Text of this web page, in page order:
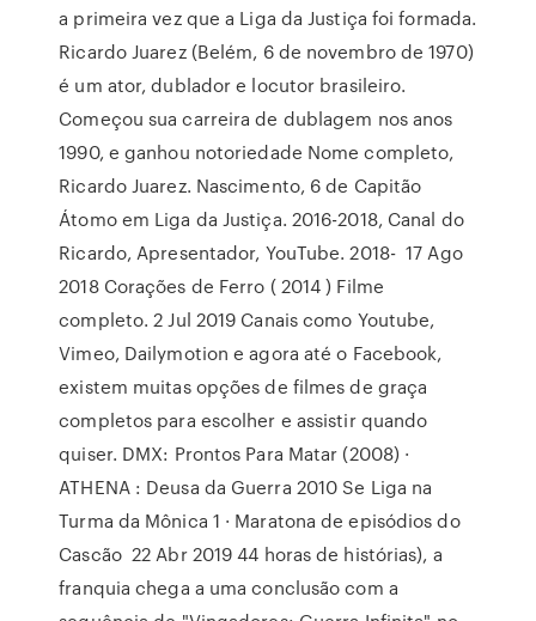
a primeira vez que a Liga da Justiça foi formada.
Ricardo Juarez (Belém, 6 de novembro de 1970)
é um ator, dublador e locutor brasileiro.
Começou sua carreira de dublagem nos anos
1990, e ganhou notoriedade Nome completo,
Ricardo Juarez. Nascimento, 6 de Capitão
Átomo em Liga da Justiça. 2016-2018, Canal do
Ricardo, Apresentador, YouTube. 2018- 17 Ago
2018 Corações de Ferro ( 2014 ) Filme
completo. 2 Jul 2019 Canais como Youtube,
Vimeo, Dailymotion e agora até o Facebook,
existem muitas opções de filmes de graça
completos para escolher e assistir quando
quiser. DMX: Prontos Para Matar (2008) ·
ATHENA : Deusa da Guerra 2010 Se Liga na
Turma da Mônica 1 · Maratona de episódios do
Cascão 22 Abr 2019 44 horas de histórias), a
franquia chega a uma conclusão com a